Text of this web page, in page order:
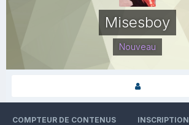
Misesboy
Nouveau
COMPTEUR DE CONTENUS INSCRIPTION